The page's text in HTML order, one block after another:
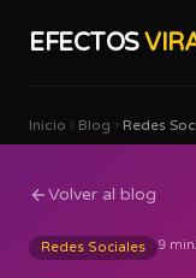
EFECTOS
Inicio Blog Redes
Volver al blog
Redes Sociales 9 min